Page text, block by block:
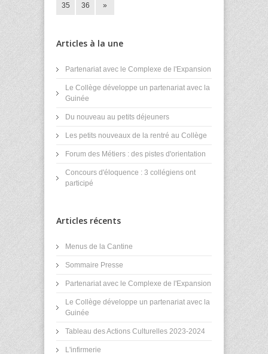
35 36 »
Articles à la une
Partenariat avec le Complexe de l'Expansion
Le Collège développe un partenariat avec la
Guinée
Du nouveau au petits déjeuners
Les petits nouveaux de la rentré au Collège
Forum des Métiers : des pistes d'orientation
Concours d'éloquence : 3 collégiens ont
participé
Articles récents
Menus de la Cantine
Sommaire Presse
Partenariat avec le Complexe de l'Expansion
Le Collège développe un partenariat avec la
Guinée
Tableau des Actions Culturelles 2023-2024
L'infirmerie